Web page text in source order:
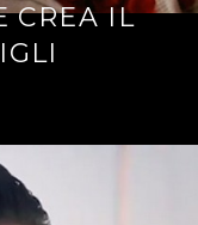
CREA IL